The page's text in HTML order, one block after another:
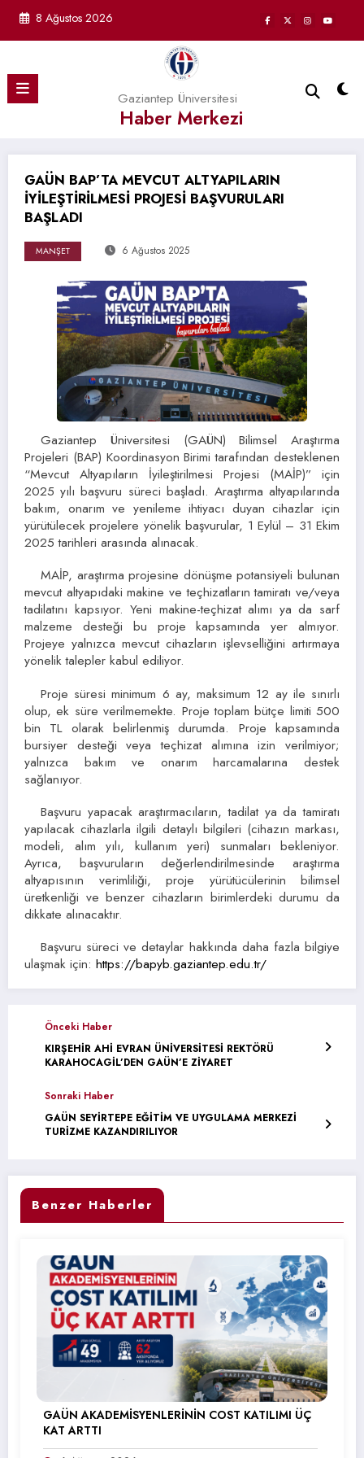
8 Ağustos 2026
Gaziantep Üniversitesi
Haber Merkezi
GAÜN BAP’TA MEVCUT ALTYAPILARIN
İYİLEŞTİRİLMESİ PROJESİ BAŞVURULARI
BAŞLADI
MANŞET 6 Ağustos 2025
Gaziantep Üniversitesi (GAÜN) Bilimsel Araştırma
Projeleri (BAP) Koordinasyon Birimi tarafından desteklenen
“Mevcut Altyapıların İyileştirilmesi Projesi (MAİP)” için
2025 yılı başvuru süreci başladı. Araştırma altyapılarında
bakım, onarım ve yenileme ihtiyacı duyan cihazlar için
yürütülecek projelere yönelik başvurular, 1 Eylül – 31 Ekim
2025 tarihleri arasında alınacak.
MAİP, araştırma projesine dönüşme potansiyeli bulunan
mevcut altyapıdaki makine ve teçhizatların tamiratı ve/veya
tadilatını kapsıyor. Yeni makine-teçhizat alımı ya da sarf
malzeme desteği bu proje kapsamında yer almıyor.
Projeye yalnızca mevcut cihazların işlevselliğini artırmaya
yönelik talepler kabul ediliyor.
Proje süresi minimum 6 ay, maksimum 12 ay ile sınırlı
olup, ek süre verilmemekte. Proje toplam bütçe limiti 500
bin TL olarak belirlenmiş durumda. Proje kapsamında
bursiyer desteği veya teçhizat alımına izin verilmiyor;
yalnızca bakım ve onarım harcamalarına destek
sağlanıyor.
Başvuru yapacak araştırmacıların, tadilat ya da tamiratı
yapılacak cihazlarla ilgili detaylı bilgileri (cihazın markası,
modeli, alım yılı, kullanım yeri) sunmaları bekleniyor.
Ayrıca, başvuruların değerlendirilmesinde araştırma
altyapısının verimliliği, proje yürütücülerinin bilimsel
üretkenliği ve benzer cihazların birimlerdeki durumu da
dikkate alınacaktır.
Başvuru süreci ve detaylar hakkında daha fazla bilgiye
ulaşmak için: https://bapyb.gaziantep.edu.tr/
Önceki Haber
KIRŞEHİR AHİ EVRAN ÜNİVERSİTESİ REKTÖRÜ
KARAHOCAGİL’DEN GAÜN’E ZİYARET
Sonraki Haber
GAÜN SEYİRTEPE EĞİTİM VE UYGULAMA MERKEZİ
TURİZME KAZANDIRILIYOR
Benzer Haberler
GAÜN AKADEMİSYENLERİNİN COST KATILIMI ÜÇ
KAT ARTTI